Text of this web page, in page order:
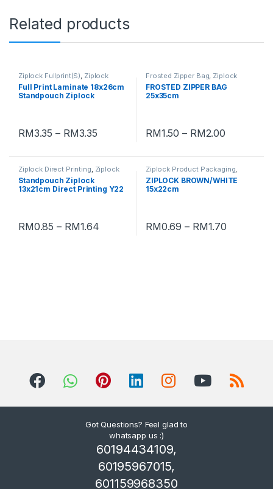
Related products
Ziplock Fullprint(S), Ziplock
Printing 18x26cm FULLPRINT
(S),Ziplock Product Packaging
Full Print Laminate 18x26cm
Standpouch Ziplock
RM3.35 – RM3.35
Frosted Zipper Bag, Ziplock
Product Packaging
FROSTED ZIPPER BAG
25x35cm
RM1.50 – RM2.00
Ziplock Direct Printing, Ziplock
Product Packaging
Standpouch Ziplock
13x21cm Direct Printing Y22
RM0.85 – RM1.64
Ziplock Product Packaging,
Ziplock Wedding
ZIPLOCK BROWN/WHITE
15x22cm
RM0.69 – RM1.70
Got Questions? Feel glad to
whatsapp us :)
60194434109,
60195967015,
601159968350